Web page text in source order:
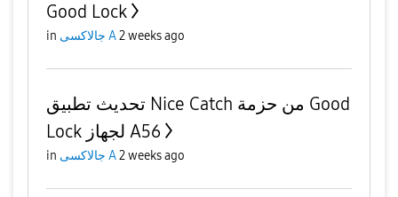
Good Lock
in جالاكسى A2 weeks ago
تحديث تطبيق Nice Catch من حزمة Good
Lock لجهاز A56
in جالاكسى A2 weeks ago